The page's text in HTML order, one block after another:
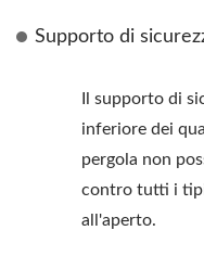
Supporto di
Il supporto di
inferiore dei
pergola non
contro tutti i
all'aperto.